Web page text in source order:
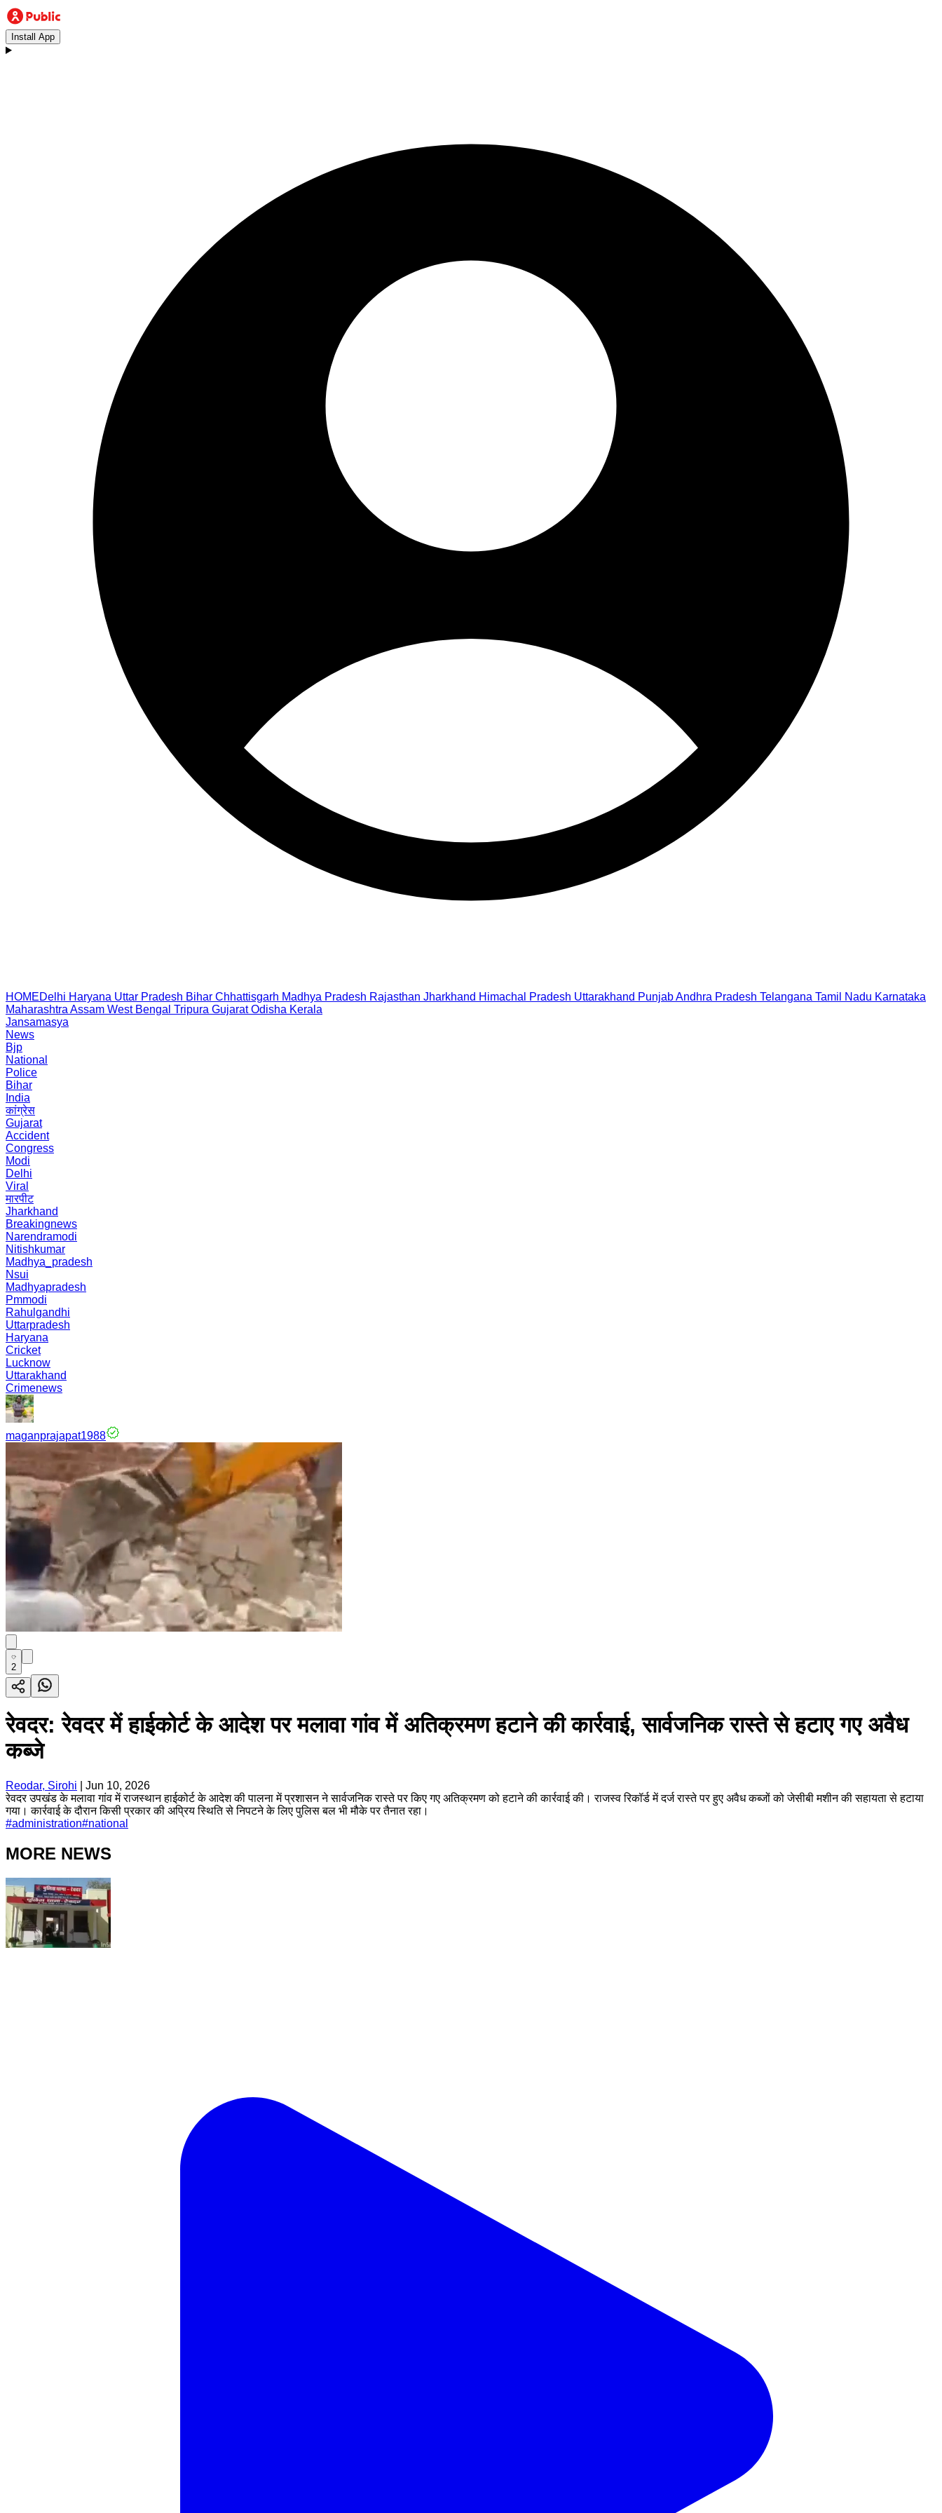
Install App
HOMEDelhi Haryana Uttar Pradesh Bihar Chhattisgarh Madhya Pradesh Rajasthan Jharkhand Himachal Pradesh Uttarakhand PunjabAndhra Pradesh Telangana Tamil Nadu Karnataka
Maharashtra Assam West Bengal Tripura Gujarat Odisha Kerala
Jansamasya
News
Bjp
National
Police
Bihar
India
कांग्रेस
Gujarat
Accident
Congress
Modi
Delhi
Viral
मारपीट
Jharkhand
Breakingnews
Narendramodi
Nitishkumar
Madhya_pradesh
Nsui
Madhyapradesh
Pmmodi
Rahulgandhi
Uttarpradesh
Haryana
Cricket
Lucknow
Uttarakhand
Crimenews
maganprajapat1988
2
रेवदर: रेवदर में हाईकोर्ट के आदेश पर मलावा गांव में अतिक्रमण हटाने की कार्रवाई, सार्वजनिक रास्ते से हटाए गए अवैध
कब्जे
Reodar, Sirohi
Jun 10, 2026
रेवदर उपखंड के मलावा गांव में राजस्थान हाईकोर्ट के आदेश की पालना में प्रशासन ने सार्वजनिक रास्ते पर किए गए अतिक्रमण को हटाने की कार्रवाई की। राजस्व रिकॉर्ड में दर्ज रास्ते पर हुए अवैध कब्जों को जेसीबी मशीन की सहायता से हटाया
गया। कार्रवाई के दौरान किसी प्रकार की अप्रिय स्थिति से निपटने के लिए पुलिस बल भी मौके पर तैनात रहा।
#administration#national
MORE NEWS